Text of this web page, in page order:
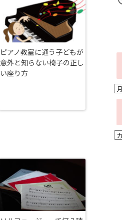
ピアノ教室に通う子どもが
意外と知らない椅子の正し
い座り方
ア
イ
ブ
カ